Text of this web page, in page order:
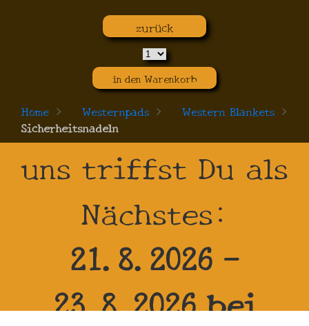
zurück
in den Warenkorb
Home > Westernpads > Western Blankets >
Sicherheitsnadeln
uns triffst Du als
Nächstes:
21.8.2026 -
23.8.2026 bei